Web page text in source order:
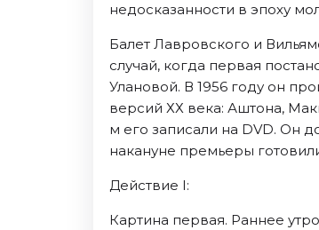
недосказанности в эпоху
Балет Лавровского и
случай, когда первая
Улановой. В 1956 году он
версий ХХ века: Аштона,
м его записали на DVD. Он
накануне премьеры
Действие I:
Картина первая. Раннее